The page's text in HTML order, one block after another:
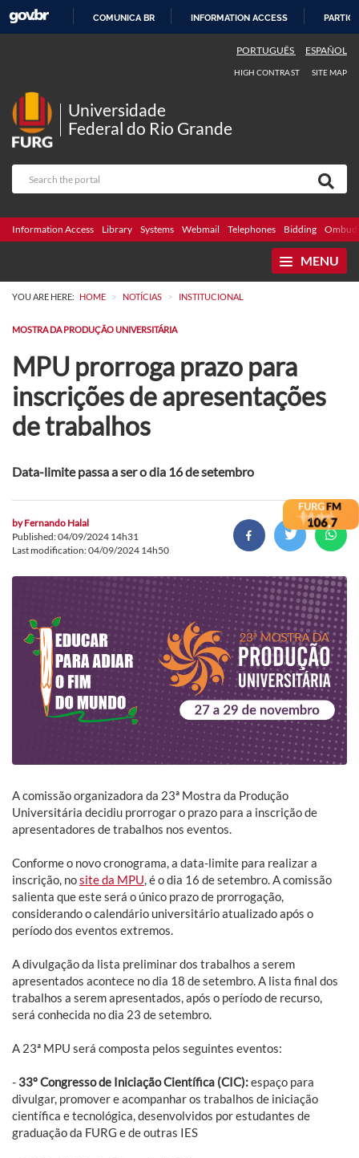
COMUNICA BR INFORMATION ACCESS
PORTUGUÊS ESPAÑOL
HIGH CONTRAST SITE MAP
Universidade
Federal do Rio Grande
Information Access Library Systems Webmail Telephones Bidding
MENU
YOU ARE HERE: HOME > NOTÍCIAS > INSTITUCIONAL
MOSTRA DA PRODUÇÃO UNIVERSITÁRIA
MPU prorroga prazo para
inscrições de apresentações
de trabalhos
Data-limite passa a ser o dia 16 de setembro
byFernando Halal
Published: 04/09/2024 14h31
Last modification: 04/09/2024 14h50
A comissão organizadora da 23ª Mostra da Produção
Universitária decidiu prorrogar o prazo para a inscrição de
apresentadores de trabalhos nos eventos.
Conforme o novo cronograma, a data-limite para realizar a
inscrição, nosite da MPU, é o dia 16 de setembro. A comissão
salienta que este será o único prazo de prorrogação,
considerando o calendário universitário atualizado após o
período dos eventos extremos.
A divulgação da lista preliminar dos trabalhos a serem
apresentados acontece no dia 18 de setembro. A lista final dos
trabalhos a serem apresentados, após o período de recurso,
será conhecida no dia 23 de setembro.
A 23ª MPU será composta pelos seguintes eventos:
- 33º Congresso de Iniciação Científica (CIC):espaço para
divulgar, promover e acompanhar os trabalhos de iniciação
científica e tecnológica, desenvolvidos por estudantes de
graduação da FURG e de outras IES